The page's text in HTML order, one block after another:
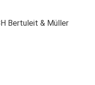
Bertuleit & Müller